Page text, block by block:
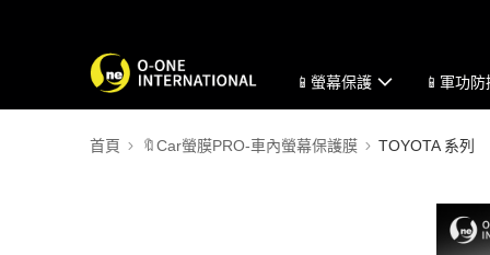
📱螢幕保護 📱軍功
首頁 🔖Car螢膜PRO-車內螢幕保護膜 TOYOTA 系列